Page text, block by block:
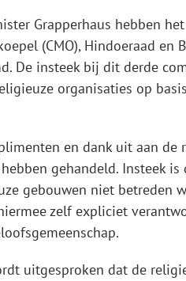
Grapperhaus hebben
(CMO), Hindoeraad
De insteek bij dit derde
organisaties op
en dank uit aan
gehandeld. Insteek
gebouwen niet betreden
zelf expliciet
uitgesproken dat de